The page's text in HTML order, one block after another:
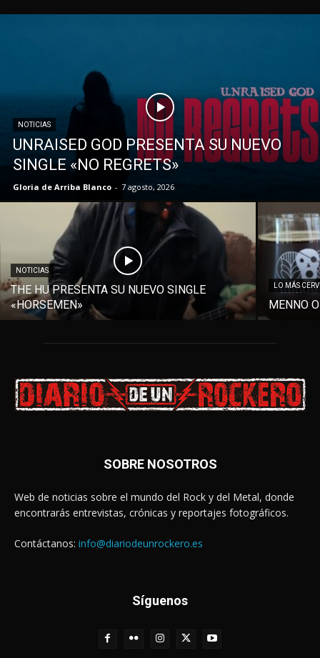
NOTICIAS
UNRAISED GOD PRESENTA SU NUEVO
SINGLE «NO REGRETS»
Gloria de Arriba Blanco - 7 agosto, 2026
NOTICIAS
THE HU PRESENTA SU NUEVO SINGLE
«HORSEMEN»
LO MÁS
MENNO
SOBRE NOSOTROS
Web de noticias sobre el mundo del Rock y del Metal, donde
encontrarás entrevistas, crónicas y reportajes fotográficos.
Contáctanos: info@diariodeunrockero.es
Síguenos